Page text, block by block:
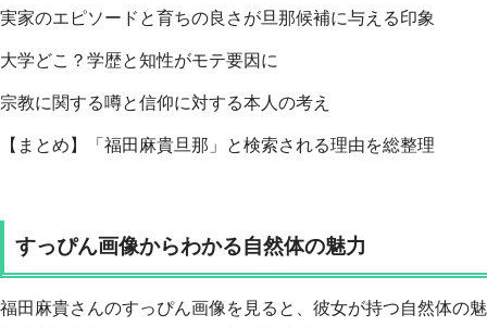
実家のエピソードと育ちの良さが旦那候補に与える印象
大学どこ？学歴と知性がモテ要因に
宗教に関する噂と信仰に対する本人の考え
【まとめ】「福田麻貴旦那」と検索される理由を総整理
すっぴん画像からわかる自然体の魅力
福田麻貴さんのすっぴん画像を見ると、彼女が持つ自然体の魅